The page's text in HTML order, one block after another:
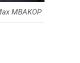
MBAKOP